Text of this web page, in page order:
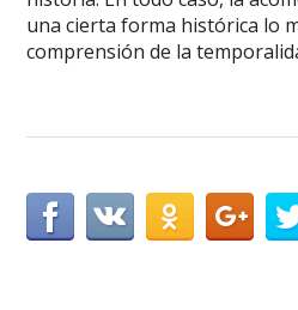
una cierta forma histórica lo
comprensión de la